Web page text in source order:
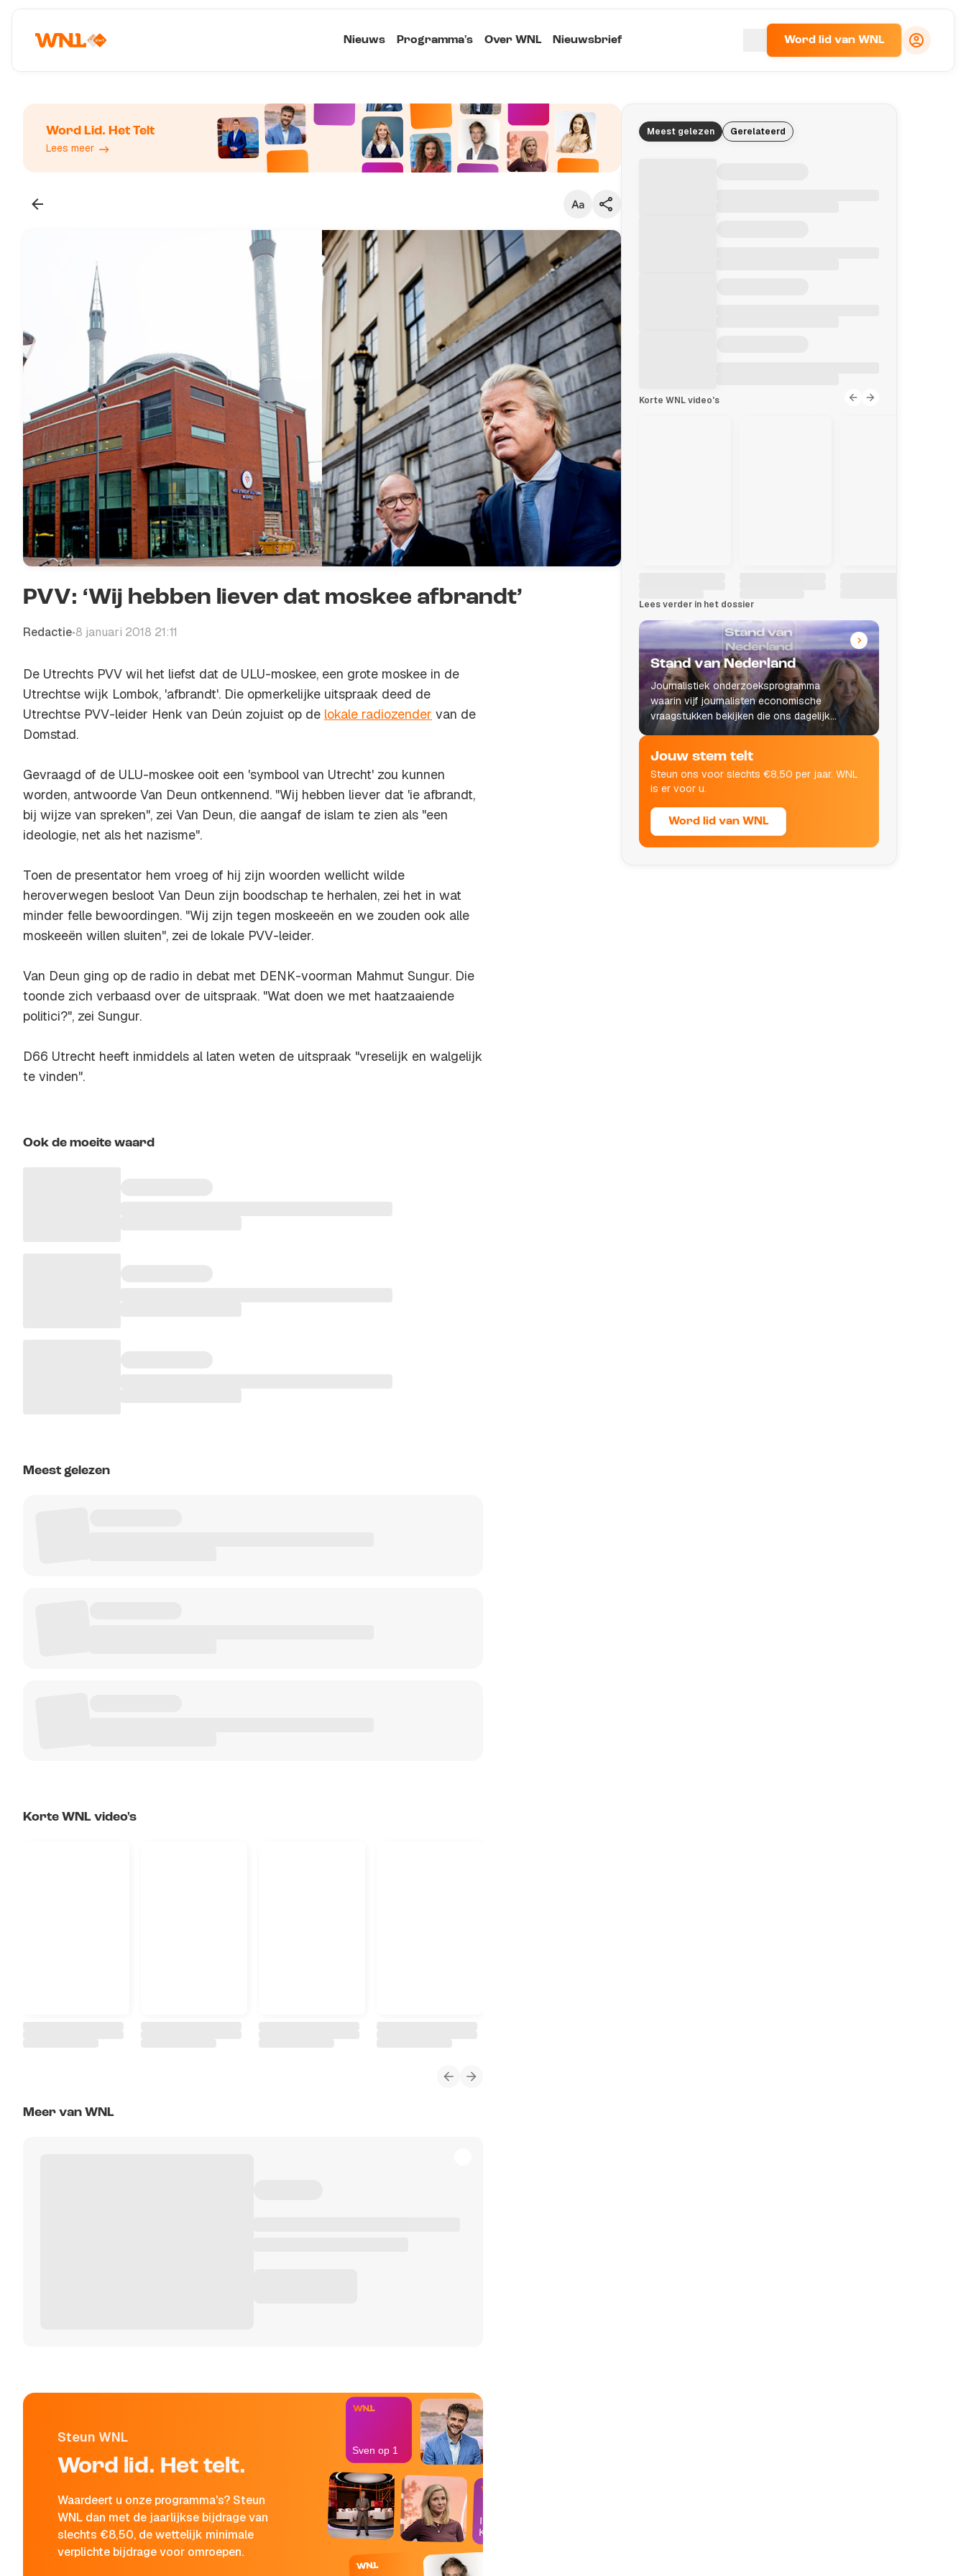
Nieuws Programma's Over WNL Nieuwsbrief Word lid van WNL
Word Lid. Het Telt
Lees meer
Klein
Standaard
Groot
Kopieer link
PVV: ‘Wij hebben liever dat moskee afbrandt’
Redactie•8 januari 2018 21:11
De Utrechts PVV wil het liefst dat de ULU-moskee, een grote moskee in de
Utrechtse wijk Lombok, 'afbrandt'. Die opmerkelijke uitspraak deed de
Utrechtse PVV-leider Henk van Deún zojuist op de lokale radiozender van de
Domstad.
Gevraagd of de ULU-moskee ooit een 'symbool van Utrecht' zou kunnen
worden, antwoorde Van Deun ontkennend. "Wij hebben liever dat 'ie afbrandt,
bij wijze van spreken", zei Van Deun, die aangaf de islam te zien als "een
ideologie, net als het nazisme".
Toen de presentator hem vroeg of hij zijn woorden wellicht wilde
heroverwegen besloot Van Deun zijn boodschap te herhalen, zei het in wat
minder felle bewoordingen. "Wij zijn tegen moskeeën en we zouden ook alle
moskeeën willen sluiten", zei de lokale PVV-leider.
Van Deun ging op de radio in debat met DENK-voorman Mahmut Sungur. Die
toonde zich verbaasd over de uitspraak. "Wat doen we met haatzaaiende
politici?", zei Sungur.
D66 Utrecht heeft inmiddels al laten weten de uitspraak "vreselijk en walgelijk
te vinden".
Ook de moeite waard
Meest gelezen
Korte WNL video's
Meer van WNL
Steun WNL
Word lid. Het telt.
Waardeert u onze programma's? Steun
WNL dan met de jaarlijkse bijdrage van
slechts €8,50, de wettelijk minimale
verplichte bijdrage voor omroepen.
In de
Kantine
Sven op 1
Meest gelezen Gerelateerd
Korte WNL video's
Lees verder in het dossier
Stand van Nederland
Journalistiek onderzoeksprogramma
waarin vijf journalisten economische
vraagstukken bekijken die ons dagelijks
leven raken.
Jouw stem telt
Steun ons voor slechts €8,50 per jaar. WNL
is er voor u.
Word lid van WNL